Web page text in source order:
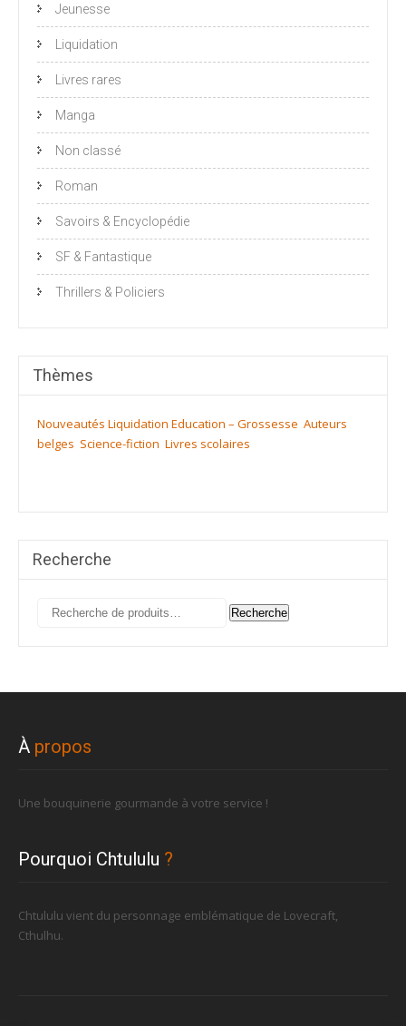
Jeunesse
Liquidation
Livres rares
Manga
Non classé
Roman
Savoirs & Encyclopédie
SF & Fantastique
Thrillers & Policiers
Thèmes
Nouveautés Liquidation Education – Grossesse Auteurs
belges Science-fiction Livres scolaires
Recherche
Recherche
Recherche
À propos
Une bouquinerie gourmande à votre service !
Pourquoi Chtululu ?
Chtululu vient du personnage emblématique de Lovecraft,
Cthulhu.